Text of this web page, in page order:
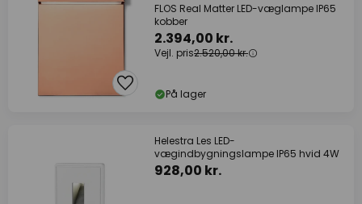
FLOS Real Matter LED-væglampe IP65
kobber
2.394,00 kr.
Vejl. pris2.520,00 kr.
På lager
Helestra Les LED-
vægindbygningslampe IP65 hvid 4W
928,00 kr.